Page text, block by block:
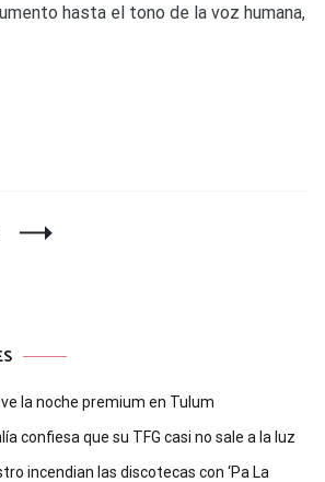
hasta el tono de la voz humana,
la noche premium en Tulum
confiesa que su TFG casi no sale a la luz
incendian las discotecas con ‘Pa La